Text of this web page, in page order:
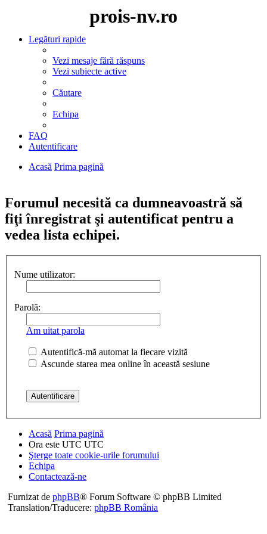
prois-nv.ro
Legături rapide
Vezi mesaje fără răspuns
Vezi subiecte active
Căutare
Echipa
FAQ
Autentificare
Acasă Prima pagină
Forumul necesită ca dumneavoastră să
fiţi înregistrat şi autentificat pentru a
vedea lista echipei.
Nume utilizator:
Parolă:
Am uitat parola
Autentifică-mă automat la fiecare vizită
Ascunde starea mea online în această sesiune
Acasă Prima pagină
Ora este UTC UTC
Şterge toate cookie-urile forumului
Echipa
Contactează-ne
Furnizat de phpBB® Forum Software © phpBB Limited
Translation/Traducere: phpBB România